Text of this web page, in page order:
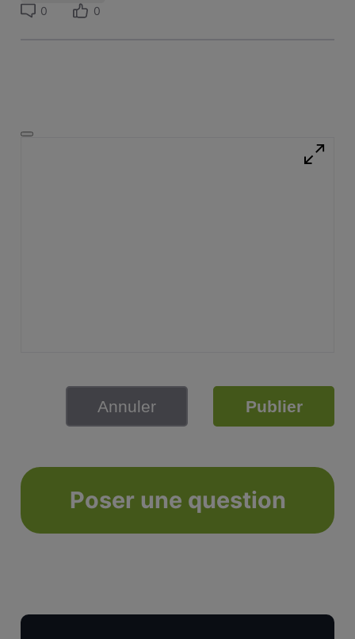
0 0
Annuler Publier
Poser une question